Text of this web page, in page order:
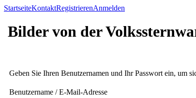
StartseiteKontaktRegistrierenAnmelden
Bilder von der
Geben Sie Ihren Benutzernamen und Ihr Passwort ein, um
Benutzername / E-Mail-Adresse